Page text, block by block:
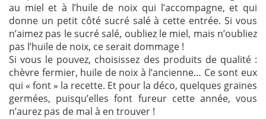
au miel et à l’huile de noix qui l’accompagne, et qui
donne un petit côté sucré salé à cette entrée. Si vous
n’aimez pas le sucré salé, oubliez le miel, mais n’oubliez
pas l’huile de noix, ce serait dommage !
Si vous le pouvez, choisissez des produits de qualité :
chèvre fermier, huile de noix à l’ancienne… Ce sont eux
qui « font » la recette. Et pour la déco, quelques graines
germées, puisqu’elles font fureur cette année, vous
n’aurez pas de mal à en trouver !